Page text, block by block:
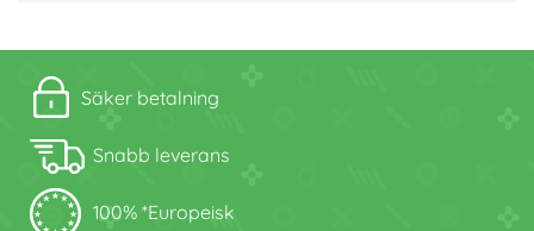
Säker betalning
Snabb leverans
100% *Europeisk